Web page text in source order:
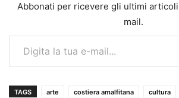
Abbonati per ricevere gli ultimi
mail.
Digita la tua e-mail...
TAGS arte costiera amalfitana cultura